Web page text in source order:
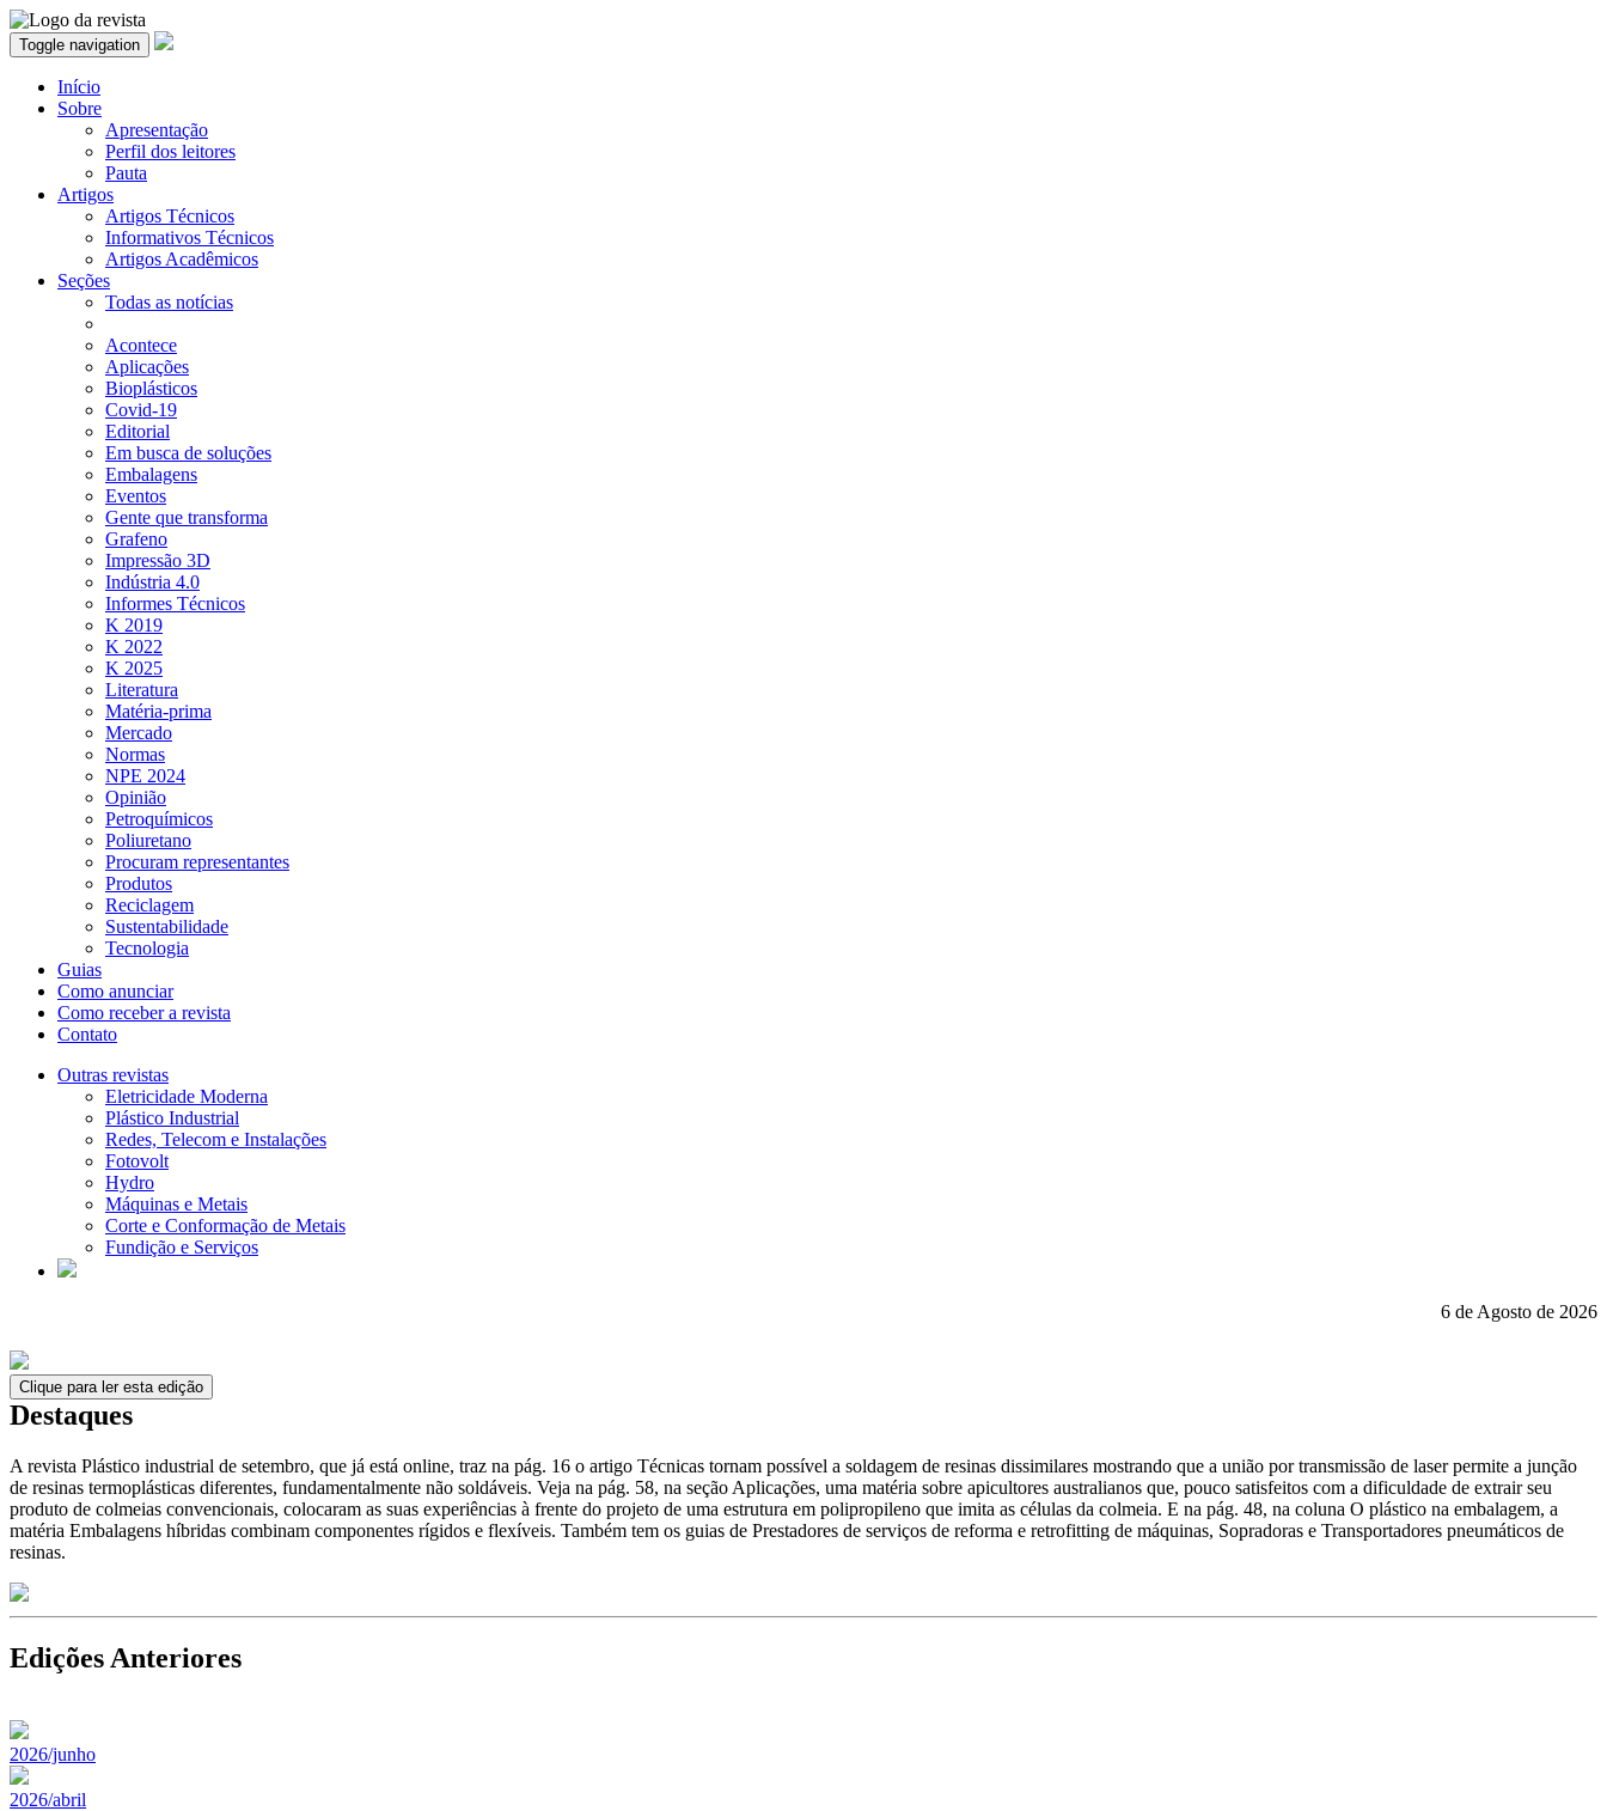
Toggle navigation
Início
Sobre
Apresentação
Perfil dos leitores
Pauta
Artigos
Artigos Técnicos
Informativos Técnicos
Artigos Acadêmicos
Seções
Todas as notícias
Acontece
Aplicações
Bioplásticos
Covid-19
Editorial
Em busca de soluções
Embalagens
Eventos
Gente que transforma
Grafeno
Impressão 3D
Indústria 4.0
Informes Técnicos
K 2019
K 2022
K 2025
Literatura
Matéria-prima
Mercado
Normas
NPE 2024
Opinião
Petroquímicos
Poliuretano
Procuram representantes
Produtos
Reciclagem
Sustentabilidade
Tecnologia
Guias
Como anunciar
Como receber a revista
Contato
Outras revistas
Eletricidade Moderna
Plástico Industrial
Redes, Telecom e Instalações
Fotovolt
Hydro
Máquinas e Metais
Corte e Conformação de Metais
Fundição e Serviços
6 de Agosto de 2026
Clique para ler esta edição
Destaques
A revista Plástico industrial de setembro, que já está online, traz na pág. 16 o artigo Técnicas tornam possível a soldagem de resinas dissimilares mostrando que a união por transmissão de laser permite a junção
de resinas termoplásticas diferentes, fundamentalmente não soldáveis. Veja na pág. 58, na seção Aplicações, uma matéria sobre apicultores australianos que, pouco satisfeitos com a dificuldade de extrair seu
produto de colmeias convencionais, colocaram as suas experiências à frente do projeto de uma estrutura em polipropileno que imita as células da colmeia. E na pág. 48, na coluna O plástico na embalagem, a
matéria Embalagens híbridas combinam componentes rígidos e flexíveis. Também tem os guias de Prestadores de serviços de reforma e retrofitting de máquinas, Sopradoras e Transportadores pneumáticos de
resinas.
Edições Anteriores
2026/junho
2026/abril